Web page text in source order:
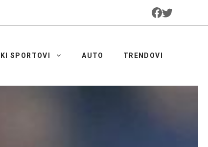
SPORTOVI AUTO TRENDOVI